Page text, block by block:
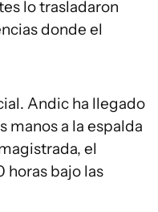
lo trasladaron
donde el
Andic ha llegado
manos a la espalda
el
horas bajo las